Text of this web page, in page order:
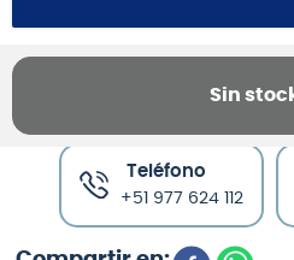
Sin
Canales de venta y
Teléfono
+51 977 624 112